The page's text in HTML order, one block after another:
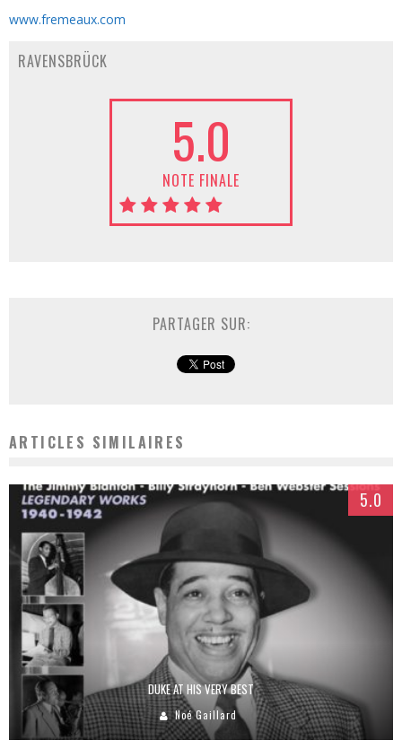
www.fremeaux.com
RAVENSBRÜCK
5.0
NOTE FINALE
PARTAGER SUR:
ARTICLES SIMILAIRES
5.0
DUKE AT HIS VERY BEST
Noé Gaillard